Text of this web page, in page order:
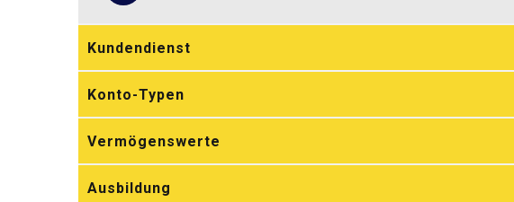
Kundendienst
Konto-Typen
Vermögenswerte
Ausbildung